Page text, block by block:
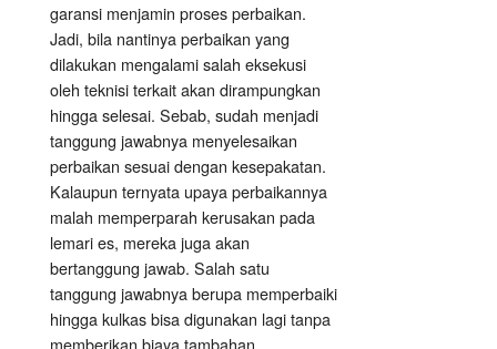
garansi menjamin proses perbaikan.
Jadi, bila nantinya perbaikan yang
dilakukan mengalami salah eksekusi
oleh teknisi terkait akan dirampungkan
hingga selesai. Sebab, sudah menjadi
tanggung jawabnya menyelesaikan
perbaikan sesuai dengan kesepakatan.
Kalaupun ternyata upaya perbaikannya
malah memperparah kerusakan pada
lemari es, mereka juga akan
bertanggung jawab. Salah satu
tanggung jawabnya berupa memperbaiki
hingga kulkas bisa digunakan lagi tanpa
memberikan biaya tambahan.